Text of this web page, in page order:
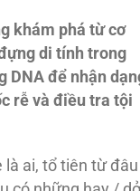
khám phá từ cơ
di tính trong
DNA để nhận
rễ và điều tra tội
là ai, tổ tiên từ đâu